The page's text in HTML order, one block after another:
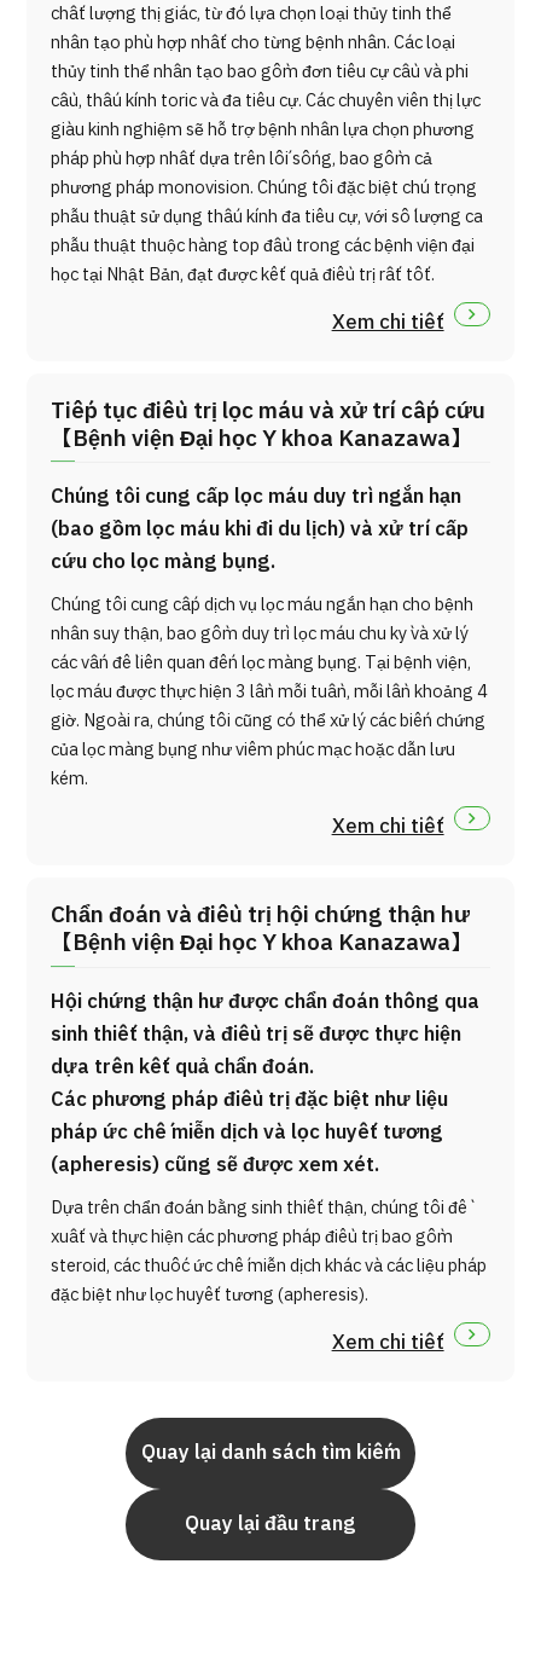
chất lượng thị giác, từ đó lựa chọn loại thủy tinh thể
nhân tạo phù hợp nhất cho từng bệnh nhân. Các loại
thủy tinh thể nhân tạo bao gồm đơn tiêu cự cầu và phi
cầu, thấu kính toric và đa tiêu cự. Các chuyên viên thị lực
giàu kinh nghiệm sẽ hỗ trợ bệnh nhân lựa chọn phương
pháp phù hợp nhất dựa trên lối sống, bao gồm cả
phương pháp monovision. Chúng tôi đặc biệt chú trọng
phẫu thuật sử dụng thấu kính đa tiêu cự, với số lượng ca
phẫu thuật thuộc hàng top đầu trong các bệnh viện đại
học tại Nhật Bản, đạt được kết quả điều trị rất tốt.
Xem chi tiết
Tiếp tục điều trị lọc máu và xử trí cấp cứu
【Bệnh viện Đại học Y khoa Kanazawa】
Chúng tôi cung cấp lọc máu duy trì ngắn hạn
(bao gồm lọc máu khi đi du lịch) và xử trí cấp
cứu cho lọc màng bụng.
Chúng tôi cung cấp dịch vụ lọc máu ngắn hạn cho bệnh
nhân suy thận, bao gồm duy trì lọc máu chu kỳ và xử lý
các vấn đề liên quan đến lọc màng bụng. Tại bệnh viện,
lọc máu được thực hiện 3 lần mỗi tuần, mỗi lần khoảng 4
giờ. Ngoài ra, chúng tôi cũng có thể xử lý các biến chứng
của lọc màng bụng như viêm phúc mạc hoặc dẫn lưu
kém.
Xem chi tiết
Chẩn đoán và điều trị hội chứng thận hư
【Bệnh viện Đại học Y khoa Kanazawa】
Hội chứng thận hư được chẩn đoán thông qua
sinh thiết thận, và điều trị sẽ được thực hiện
dựa trên kết quả chẩn đoán.
Các phương pháp điều trị đặc biệt như liệu
pháp ức chế miễn dịch và lọc huyết tương
(apheresis) cũng sẽ được xem xét.
Dựa trên chẩn đoán bằng sinh thiết thận, chúng tôi đề
xuất và thực hiện các phương pháp điều trị bao gồm
steroid, các thuốc ức chế miễn dịch khác và các liệu pháp
đặc biệt như lọc huyết tương (apheresis).
Xem chi tiết
Quay lại danh sách tìm kiếm
Quay lại đầu trang